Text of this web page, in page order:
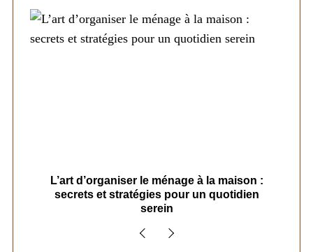
L’art d’organiser le ménage à la maison :
secrets et stratégies pour un quotidien
serein